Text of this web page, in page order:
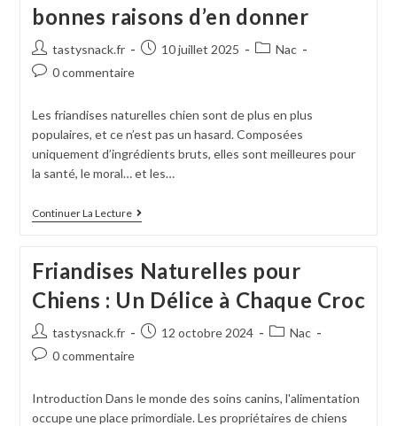
bonnes raisons d’en donner
Auteur/autrice
de
tastysnack.fr
Publication
10 juillet 2025
PostNac
Commentaires
la
publication :
0 commentaire
Les friandises naturelles chien sont de plus en plus
populaires, et ce n’est pas un hasard. Composées
uniquement d’ingrédients bruts, elles sont meilleures pour
la santé, le moral… et les…
Continuer La LectureFriandises
Naturelles
5
Bonnes
Raisons
D’en
Donner
Friandises Naturelles pour
Chiens : Un Délice à Chaque Croc
Auteur/autrice
de
tastysnack.fr
Publication
12 octobre 2024
PostNac
Commentaires
la
0 commentaire
Introduction Dans le monde des soins canins, l'alimentation
occupe une place primordiale. Les propriétaires de chiens